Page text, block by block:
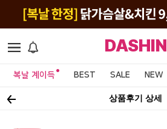
DASHIN
복날 계이득 BEST SALE NEW
상품후기 상세